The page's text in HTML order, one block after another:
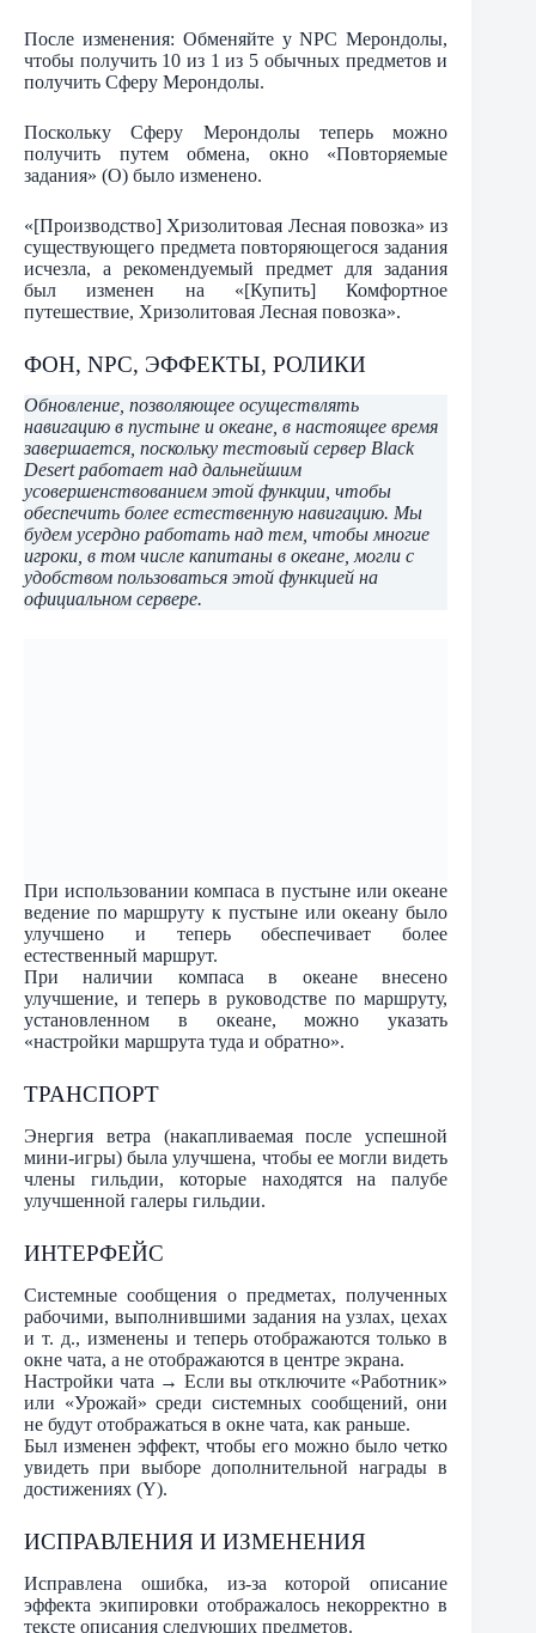
После изменения: Обменяйте у NPC Мерондолы,
чтобы получить 10 из 1 из 5 обычных предметов и
получить Сферу Мерондолы.
Поскольку Сферу Мерондолы теперь можно
получить путем обмена, окно «Повторяемые
задания» (O) было изменено.
«[Производство] Хризолитовая Лесная повозка» из
существующего предмета повторяющегося задания
исчезла, а рекомендуемый предмет для задания
был изменен на «[Купить] Комфортное
путешествие, Хризолитовая Лесная повозка».
ФОН, NPC, ЭФФЕКТЫ, РОЛИКИ
Обновление, позволяющее осуществлять
навигацию в пустыне и океане, в настоящее время
завершается, поскольку тестовый сервер Black
Desert работает над дальнейшим
усовершенствованием этой функции, чтобы
обеспечить более естественную навигацию. Мы
будем усердно работать над тем, чтобы многие
игроки, в том числе капитаны в океане, могли с
удобством пользоваться этой функцией на
официальном сервере.
При использовании компаса в пустыне или океане
ведение по маршруту к пустыне или океану было
улучшено и теперь обеспечивает более
естественный маршрут.
При наличии компаса в океане внесено
улучшение, и теперь в руководстве по маршруту,
установленном в океане, можно указать
«настройки маршрута туда и обратно».
ТРАНСПОРТ
Энергия ветра (накапливаемая после успешной
мини-игры) была улучшена, чтобы ее могли видеть
члены гильдии, которые находятся на палубе
улучшенной галеры гильдии.
ИНТЕРФЕЙС
Системные сообщения о предметах, полученных
рабочими, выполнившими задания на узлах, цехах
и т. д., изменены и теперь отображаются только в
окне чата, а не отображаются в центре экрана.
Настройки чата → Если вы отключите «Работник»
или «Урожай» среди системных сообщений, они
не будут отображаться в окне чата, как раньше.
Был изменен эффект, чтобы его можно было четко
увидеть при выборе дополнительной награды в
достижениях (Y).
ИСПРАВЛЕНИЯ И ИЗМЕНЕНИЯ
Исправлена ошибка, из-за которой описание
эффекта экипировки отображалось некорректно в
тексте описания следующих предметов.